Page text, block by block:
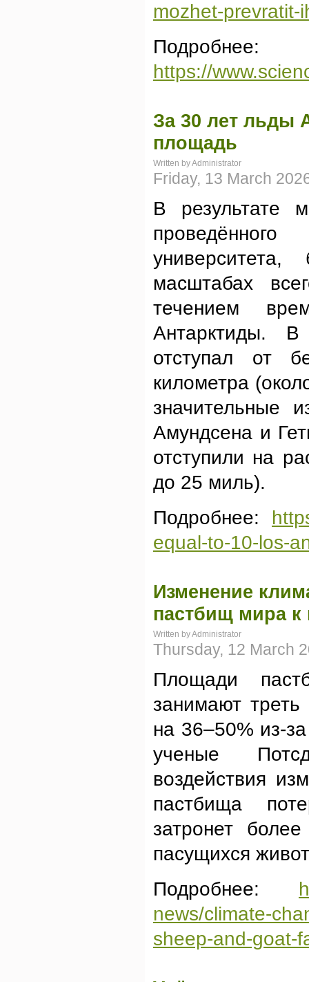
mozhet-prevratit-
Подробнее:
https://
За 30 лет льды
площадь
Written by Administrator
Friday, 13 March
В результате
масштабах
течением
Антарктиды.
отступал от
километра
значительные
Амундсена и
отступили на
до 25 миль).
Подробнее:
equal-to-10-los-
Изменение
пастбищ мира к
Written by Administrator
Thursday, 12 March
Площади
занимают треть
на 36–50% из-
ученые
воздействия
пастбища
затронет
пасущихся
Подробнее:
news/climate-
sheep-and-goat-